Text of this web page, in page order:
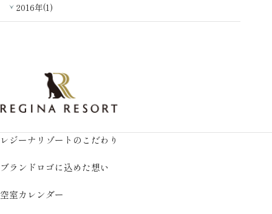
2016年(1)
レジーナリゾートのこだわり
ブランドロゴに込めた想い
空室カレンダー